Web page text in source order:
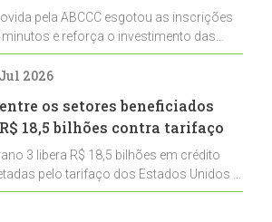
pela ABCCC esgotou as inscrições
minutos e reforça o investimento das
genética de Cavalos Crioulos voltados
2026
os setores beneficiados
18,5 bilhões contra tarifaço
3 libera R$ 18,5 bilhões em crédito
pelo tarifaço dos Estados Unidos e
os setores estratégicos